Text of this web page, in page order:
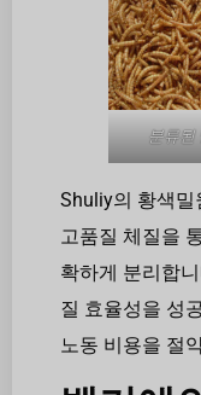
분류된
Shuliy의 황색
고품질 체질을
확하게 분리합
질 효율성을 성
노동 비용을 절